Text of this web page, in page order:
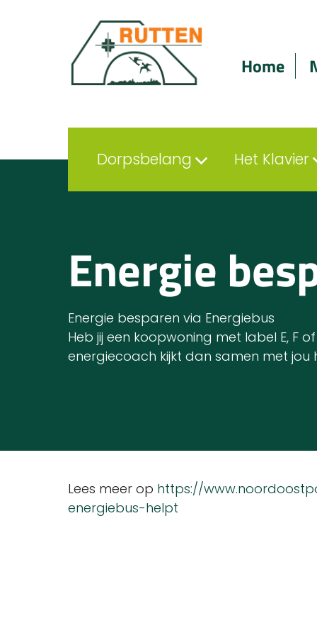
Home
Dorpsbelang Het Klavier
Energie
Energie besparen via Energiebus
Heb jij een koopwoning met label E, F
energiecoach kijkt dan samen met
Lees meer op https://
energiebus-helpt